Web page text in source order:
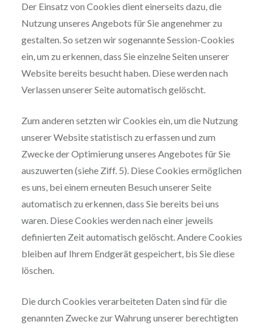
Der Einsatz von Cookies dient einerseits dazu, die
Nutzung unseres Angebots für Sie angenehmer zu
gestalten. So setzen wir sogenannte Session-Cookies
ein, um zu erkennen, dass Sie einzelne Seiten unserer
Website bereits besucht haben. Diese werden nach
Verlassen unserer Seite automatisch gelöscht.
Zum anderen setzten wir Cookies ein, um die Nutzung
unserer Website statistisch zu erfassen und zum
Zwecke der Optimierung unseres Angebotes für Sie
auszuwerten (siehe Ziff. 5). Diese Cookies ermöglichen
es uns, bei einem erneuten Besuch unserer Seite
automatisch zu erkennen, dass Sie bereits bei uns
waren. Diese Cookies werden nach einer jeweils
definierten Zeit automatisch gelöscht. Andere Cookies
bleiben auf Ihrem Endgerät gespeichert, bis Sie diese
löschen.
Die durch Cookies verarbeiteten Daten sind für die
genannten Zwecke zur Wahrung unserer berechtigten